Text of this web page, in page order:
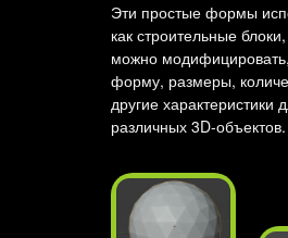
Эти простые формы
как строительные
можно
форму, размеры,
другие характеристики
различных 3D-объектов.